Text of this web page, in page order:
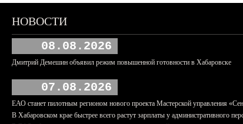
НОВОСТИ
08.08.2026
Дмитрий Демешин объявил режим повышенной готовности в Хабаровске
07.08.2026
ЕАО станет пилотным регионом нового проекта Мастерской управления
В Хабаровском крае быстрее всего растут зарплаты у административного